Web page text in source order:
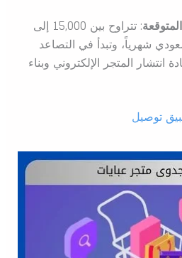
: تتراوح بين 15,000 إلى
سعودي شهرياً، وتبدأ في التصاعد
انتشار المتجر الإلكتروني وبناء
توصيل